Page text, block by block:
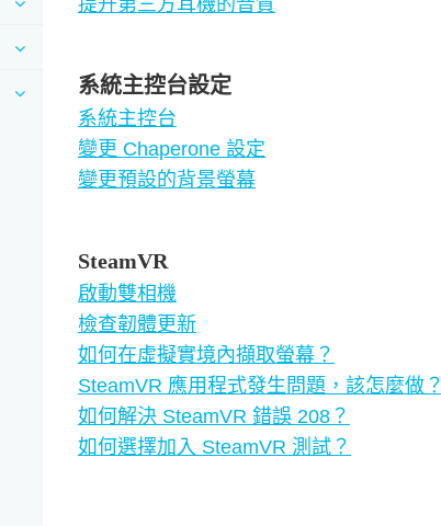
系統主控台設定
系統主控台
變更 Chaperone 設定
變更預設的背景螢幕
SteamVR
啟動雙相機
檢查韌體更新
如何在虛擬實境內擷取螢幕？
SteamVR 應用程式發生問題，該怎麼做？
如何解決 SteamVR 錯誤 208？
如何選擇加入 SteamVR 測試？